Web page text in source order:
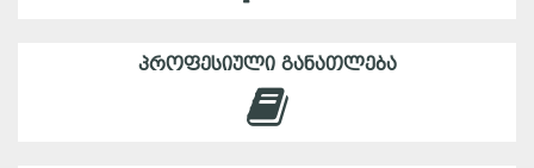
ᲞᲠᲝᲤᲔᲡᲘᲣᲚᲘ ᲒᲐᲜᲐᲗᲚᲔᲑᲐ